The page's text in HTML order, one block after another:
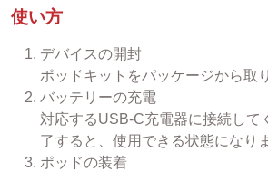
使い方
デバイスの開封
ポッドキットをパッケージから取
バッテリーの充電
対応するUSB-C充電器に接続して
了すると、使用できる状態になり
ポッドの装着